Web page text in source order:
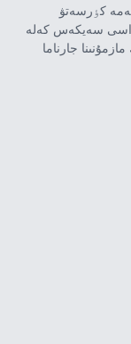
كٶرسەتۋ
سەيكەس كەلە
جارناما